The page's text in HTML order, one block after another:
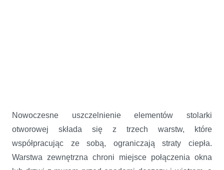
Nowoczesne uszczelnienie elementów stolarki
otworowej składa się z trzech warstw, które
współpracując ze sobą, ograniczają straty ciepła.
Warstwa zewnętrzna chroni miejsce połączenia okna